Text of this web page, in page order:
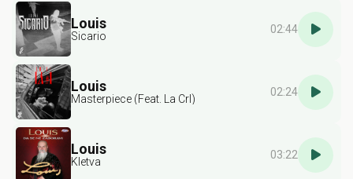
Louis
Sicario
02:44
Louis
Masterpiece (Feat. La Crl)
02:24
Louis
Kletva
03:22